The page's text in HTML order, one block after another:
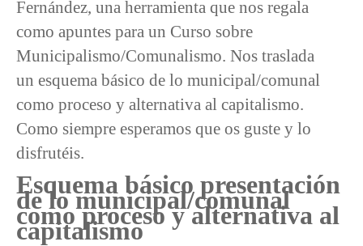
Fernández, una herramienta que nos regala
como apuntes para un Curso sobre
Municipalismo/Comunalismo. Nos traslada
un esquema básico de lo municipal/comunal
como proceso y alternativa al capitalismo.
Como siempre esperamos que os guste y lo
disfrutéis.
Esquema básico presentación
de lo municipal/comunal
como proceso y alternativa al
capitalismo